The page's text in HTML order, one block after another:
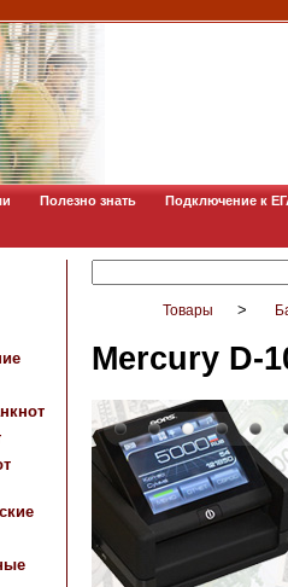
Полезно знать Подключение к
Товары >
Mercury D-